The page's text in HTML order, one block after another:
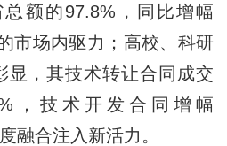
额的97.8%，同比增幅
市场内驱力；高校、科研
显，其技术转让合同成交
，技术开发合同增幅
融合注入新活力。